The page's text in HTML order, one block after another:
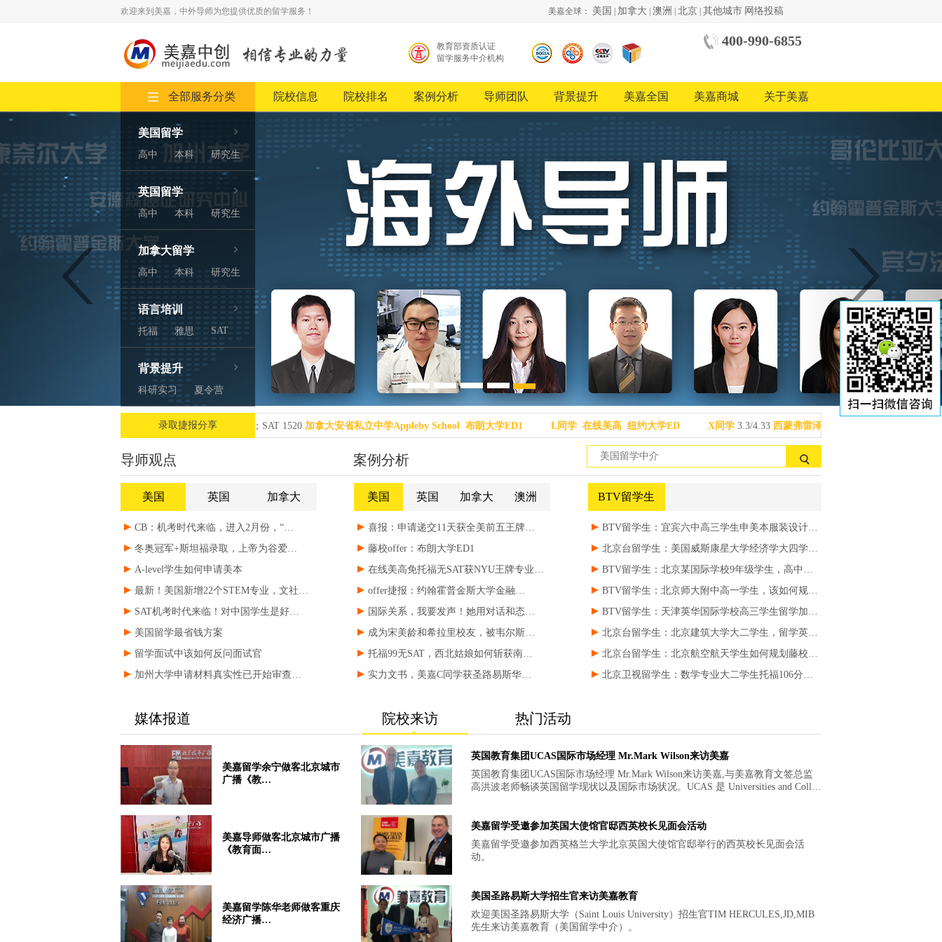
欢迎来到美嘉，中外导师为您提供优质的留学服务！ 美嘉全球： 美国 加拿大 澳洲 北京 其他城市 网络投稿
400-990-6855
教育部资质认证
留学服务中介机构
留学
会员
单位
品牌
创新
越》
栏目
国际
教育
地区
全部服务分类
美国留学
高中 本科 研究生
英国留学
高中 本科 研究生
加拿大留学
高中 本科 研究生
语言培训
托福 雅思 SAT
背景提升
科研实习 夏令营
院校信息 院校排名 案例分析 导师团队 背景提升 美嘉全国 美嘉商城 关于美嘉
Previous
C同学托福：115分；SAT 1520 加拿大安省私立中学Appleby School 布朗大学ED1 L同学 在线美高 纽约大学ED X同学3.3/4.33西蒙弗雷泽大学
C同学 加拿大安省私立中学Appleby School 纽约大学ED
录取捷报分享
导师观点 案例分析
美国 英国 加拿大
CB：机考时代来临，进入2月份，“…
冬奥冠军+斯坦福录取，上帝为谷爱…
A-level学生如何申请美本
最新！美国新增22个STEM专业，文社…
SAT机考时代来临！对中国学生是好…
美国留学最省钱方案
留学面试中该如何反问面试官
加州大学申请材料真实性已开始审查…
美国 英国 加拿大 澳洲
喜报：申请递交11天获全美前五王牌…
藤校offer：布朗大学ED1
在线美高免托福无SAT获NYU王牌专业…
offer捷报：约翰霍普金斯大学金融…
国际关系，我要发声！她用对话和态…
成为宋美龄和希拉里校友，被韦尔斯…
托福99无SAT，西北姑娘如何斩获南…
实力文书，美嘉C同学获圣路易斯华…
BTV留学生
BTV留学生：宜宾六中高三学生申美本服装设计专业如何规划？
北京台留学生：美国威斯康星大学经济学大四学生，如何准备申请美国硕士？
BTV留学生：北京某国际学校9年级学生，高中留学该如何规避雷区？
BTV留学生：北京师大附中高一学生，该如何规划英美心理学专业！
BTV留学生：天津英华国际学校高三学生留学加拿大或英国生物工程如何选择？
北京台留学生：北京建筑大学大二学生，留学英美后想创业该学什么专业？
北京台留学生：北京航空航天学生如何规划藤校申请路？
北京卫视留学生：数学专业大二学生托福106分如何申请美研？
媒体报道 院校来访 热门活动
美嘉留学余宁做客北京城市
广播《教…
美嘉导师做客北京城市广播
《教育面…
美嘉留学陈华老师做客重庆
经济广播…
英国教育集团UCAS国际市场经理 Mr.Mark Wilson来访美嘉
英国教育集团UCAS国际市场经理 Mr.Mark Wilson来访美嘉,与美嘉教育文签总监
高洪波老师畅谈英国留学现状以及国际市场状况。UCAS 是 Universities and Colleg
美嘉留学受邀参加英国大使馆官邸西英校长见面会活动
美嘉留学受邀参加西英格兰大学北京英国大使馆官邸举行的西英校长见面会活
动。
美国圣路易斯大学招生官来访美嘉教育
欢迎美国圣路易斯大学（Saint Louis University）招生官TIM HERCULES,JD,MIB
先生来访美嘉教育（美国留学中介）。